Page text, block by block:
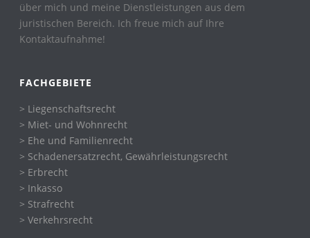
über mich und meine Dienstleistungen aus dem
juristischen Bereich. Ich freue mich auf Ihre
Kontaktaufnahme!
FACHGEBIETE
> Liegenschaftsrecht
> Miet- und Wohnrecht
> Ehe und Familienrecht
> Schadenersatzrecht, Gewährleistungsrecht
> Erbrecht
> Inkasso
> Strafrecht
> Verkehrsrecht